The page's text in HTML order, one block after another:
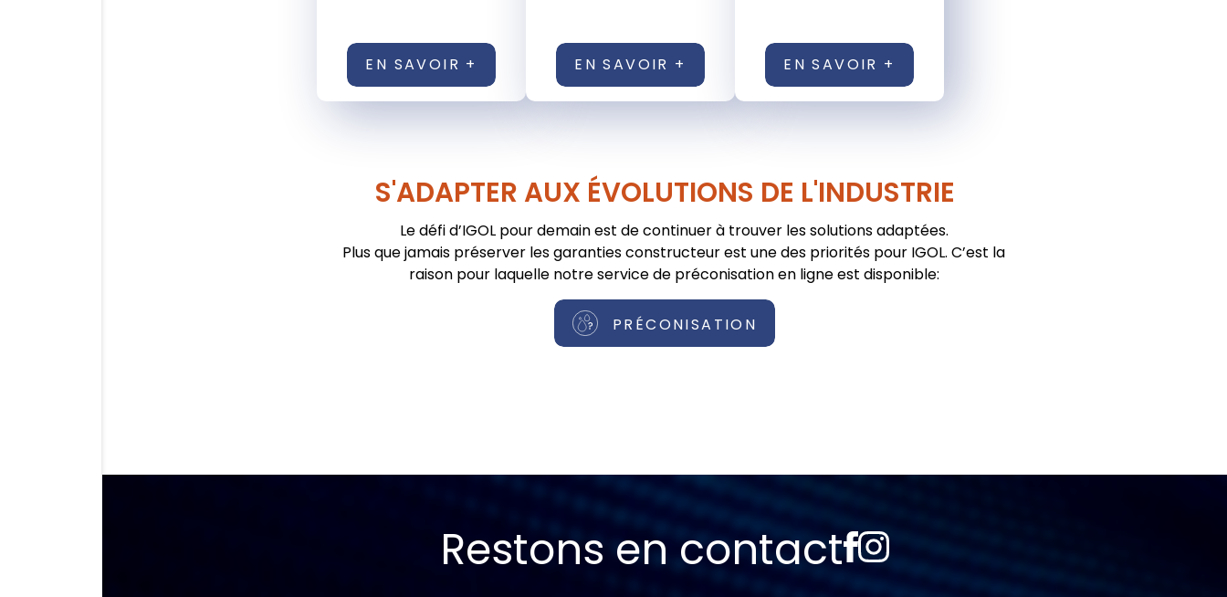
EN SAVOIR + EN SAVOIR + EN SAVOIR +
S'ADAPTER AUX ÉVOLUTIONS DE L'INDUSTRIE
Le défi d’IGOL pour demain est de continuer à trouver les solutions adaptées.
Plus que jamais préserver les garanties constructeur est une des priorités pour IGOL. C’est la
raison pour laquelle notre service de préconisation en ligne est disponible:
PRÉCONISATION
Restons en contact